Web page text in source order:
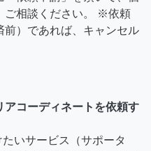
ご相談ください。 ※依頼
前）であれば、キャンセル
アコーディネートを依頼す
いサービス（サポータ